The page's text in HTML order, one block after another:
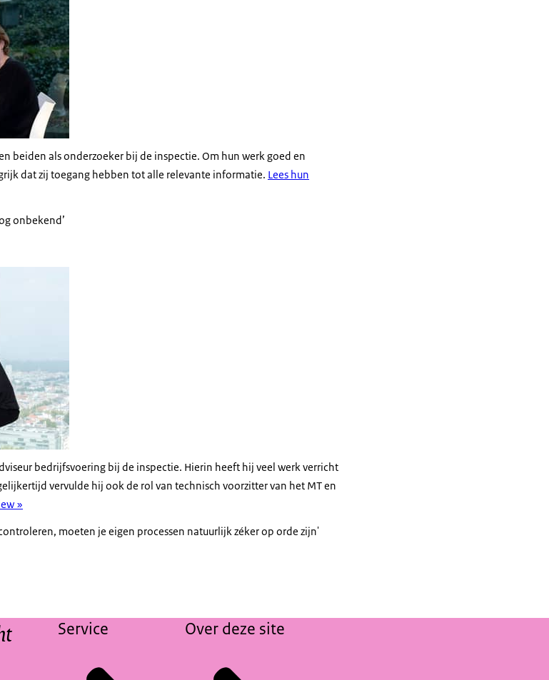
beiden als onderzoeker bij de inspectie. Om hun werk goed en
dat zij toegang hebben tot alle relevante informatie. Lees hun
onbekend’
stabureau.
bedrijfsvoering bij de inspectie. Hierin heeft hij veel werk verricht
vervulde hij ook de rol van technisch voorzitter van het MT en
»
moeten je eigen processen natuurlijk zéker op orde zijn'
Service Over deze site